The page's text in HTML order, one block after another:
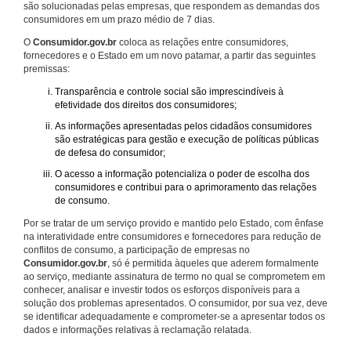
são solucionadas pelas empresas, que respondem as demandas dos
consumidores em um prazo médio de 7 dias.
O Consumidor.gov.br coloca as relações entre consumidores,
fornecedores e o Estado em um novo patamar, a partir das seguintes
premissas:
Transparência e controle social são imprescindíveis à
efetividade dos direitos dos consumidores;
As informações apresentadas pelos cidadãos consumidores
são estratégicas para gestão e execução de políticas públicas
de defesa do consumidor;
O acesso a informação potencializa o poder de escolha dos
consumidores e contribui para o aprimoramento das relações
de consumo.
Por se tratar de um serviço provido e mantido pelo Estado, com ênfase
na interatividade entre consumidores e fornecedores para redução de
conflitos de consumo, a participação de empresas no
Consumidor.gov.br, só é permitida àqueles que aderem formalmente
ao serviço, mediante assinatura de termo no qual se comprometem em
conhecer, analisar e investir todos os esforços disponíveis para a
solução dos problemas apresentados. O consumidor, por sua vez, deve
se identificar adequadamente e comprometer-se a apresentar todos os
dados e informações relativas à reclamação relatada.